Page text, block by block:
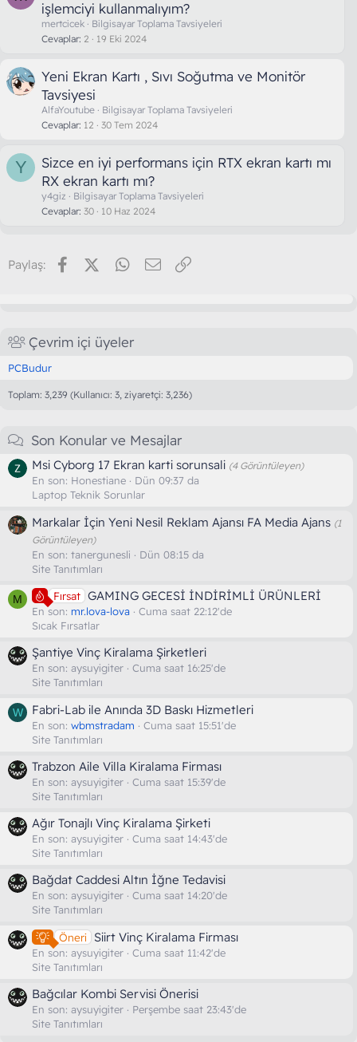
işlemciyi kullanmalıyım?
mertcicek
Bilgisayar Toplama Tavsiyeleri
Cevaplar 2 19 Eki 2024
Yeni Ekran Kartı , Sıvı Soğutma ve Monitör
Tavsiyesi
AlfaYoutube
Bilgisayar Toplama Tavsiyeleri
Cevaplar 12 30 Tem 2024
Y
Sizce en iyi performans için RTX ekran kartı mı
RX ekran kartı mı?
y4giz
Bilgisayar Toplama Tavsiyeleri
Cevaplar 30 10 Haz 2024
Paylaş: FacebookX (Twitter)WhatsApp
E-posta
Çevrim içi üyeler
PCBudur
Toplam: 3,239 (Kullanıcı: 3, ziyaretçi: 3,236)
Son Konular ve Mesajlar
Msi Cyborg 17 Ekran karti sorunsali (4 Görüntüleyen)
En son: Honestiane
Dün 09:37 da
Laptop Teknik Sorunlar
Markalar İçin Yeni Nesil Reklam Ajansı FA Media Ajans (1
Görüntüleyen)
En son: tanergunesli
Dün 08:15 da
Site Tanıtımları
M Fırsat GAMING GECESİ İNDİRİMLİ ÜRÜNLERİ
En son: mr.lova-lova
Cuma saat 22:12'de
Sıcak Fırsatlar
Şantiye Vinç Kiralama Şirketleri
En son: aysuyigiter
Cuma saat 16:25'de
Site Tanıtımları
W Fabri-Lab ile Anında 3D Baskı Hizmetleri
En son: wbmstradam
Cuma saat 15:51'de
Site Tanıtımları
Trabzon Aile Villa Kiralama Firması
En son: aysuyigiter
Cuma saat 15:39'de
Site Tanıtımları
Ağır Tonajlı Vinç Kiralama Şirketi
En son: aysuyigiter
Cuma saat 14:43'de
Site Tanıtımları
Bağdat Caddesi Altın İğne Tedavisi
En son: aysuyigiter
Cuma saat 14:20'de
Site Tanıtımları
Öneri Siirt Vinç Kiralama Firması
En son: aysuyigiter
Cuma saat 11:42'de
Site Tanıtımları
Bağcılar Kombi Servisi Önerisi
En son: aysuyigiter
Perşembe saat 23:43'de
Site Tanıtımları